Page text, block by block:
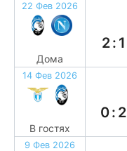
22 Фев 2026
Дома
2:1
14 Фев 2026
В гостях
0:2
9 Фев 2026